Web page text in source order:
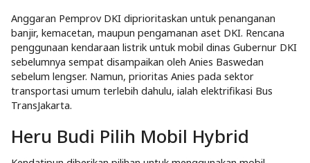
Anggaran Pemprov DKI diprioritaskan untuk penanganan
banjir, kemacetan, maupun pengamanan aset DKI. Rencana
penggunaan kendaraan listrik untuk mobil dinas Gubernur DKI
sebelumnya sempat disampaikan oleh Anies Baswedan
sebelum lengser. Namun, prioritas Anies pada sektor
transportasi umum terlebih dahulu, ialah elektrifikasi Bus
TransJakarta.
Heru Budi Pilih Mobil Hybrid